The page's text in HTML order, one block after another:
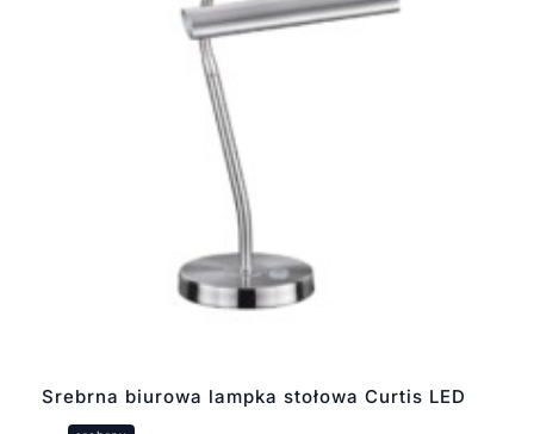
Srebrna biurowa lampka stołowa Curtis LED